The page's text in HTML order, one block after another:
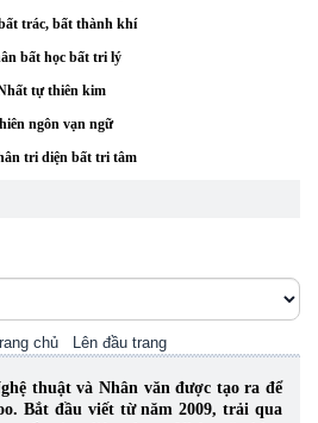
trác, bất thành khí
bất học bất tri lý
tự thiên kim
ngôn vạn ngữ
tri diện bất tri tâm
chủ Lên đầu trang
thuật và Nhân văn được tạo ra để
Bắt đầu viết từ năm 2009, trải qua